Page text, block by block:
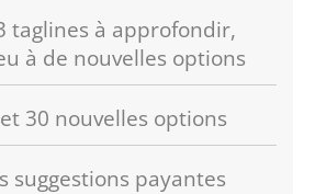
taglines à approfondir,
à de nouvelles options
30 nouvelles options
suggestions payantes